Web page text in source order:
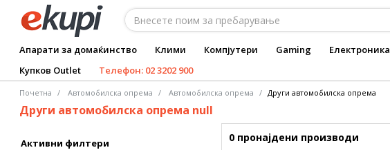
Апарати за домаќинство Клими Компјутери Gaming Електроника
Купков Outlet
Телефон: 02 3202 900
Почетна Автомобилска опрема Автомобилска опрема Други автомобилска опрема
Други автомобилска опрема null
Активни филтери 0 пронајдени производи